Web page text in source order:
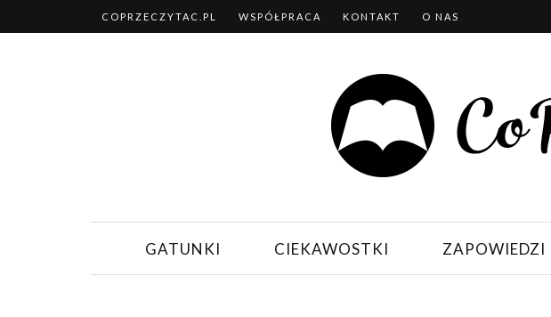
COPRZECZYTAC.PL WSPÓŁPRACA KONTAKT O NAS
GATUNKI CIEKAWOSTKI ZAPOWIEDZI